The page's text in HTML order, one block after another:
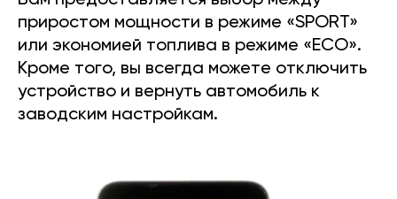
приростом мощности в режиме «SPORT»
или экономией топлива в режиме «ECO».
Кроме того, вы всегда можете отключить
устройство и вернуть автомобиль к
заводским настройкам.